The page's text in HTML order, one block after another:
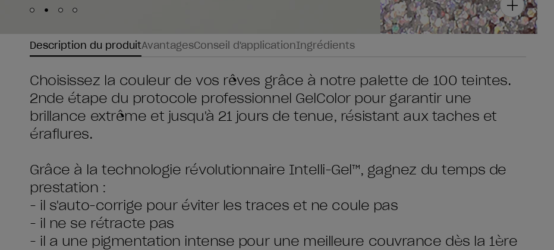
Skip to slide
Skip to slide
Skip to slide
Skip to slide
Description du produitAvantagesConseil d'applicationIngrédients
Choisissez la couleur de vos rêves grâce à notre palette de 100 teintes.
2nde étape du protocole professionnel GelColor pour garantir une
brillance extrême et jusqu'à 21 jours de tenue, résistant aux taches et
éraflures.
Grâce à la technologie révolutionnaire Intelli-Gel™, gagnez du temps de
prestation :
- il s'auto-corrige pour éviter les traces et ne coule pas
- il ne se rétracte pas
- il a une pigmentation intense pour une meilleure couvrance dès la 1ère